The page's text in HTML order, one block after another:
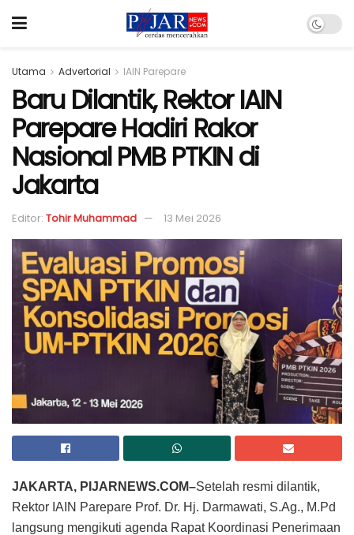
Utama Advertorial IAIN Parepare
Baru Dilantik, Rektor IAIN
Parepare Hadiri Rakor
Nasional PMB PTKIN di
Jakarta
Editor: Tohir Muhammad 13 Mei 2026
JAKARTA, PIJARNEWS.COM–Setelah resmi dilantik,
Rektor IAIN Parepare Prof. Dr. Hj. Darmawati, S.Ag., M.Pd
langsung mengikuti agenda Rapat Koordinasi Penerimaan